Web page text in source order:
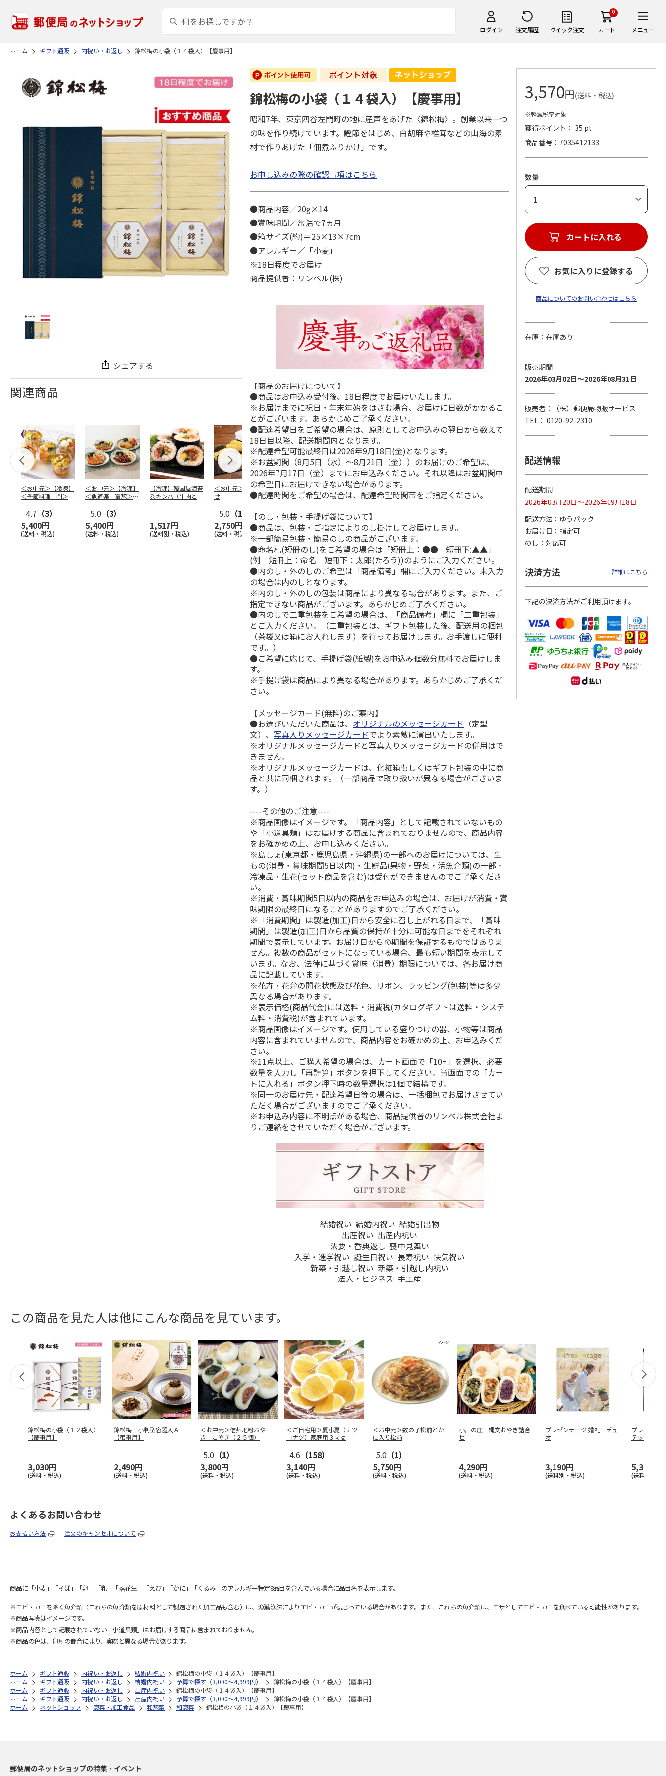
ログイン 注文履歴 クイック注文
0
カート メニュー
ホーム ギフト通販 内祝い・お返し 錦松梅の小袋（１４袋入）【慶事用】
シェアする
関連商品
＜お中元＞【冷凍】
＜季節料理 門＞京
4.7 （3）
5,400円
(送料・税込)
＜お中元＞【冷凍】
＜魚道楽 富惣＞レ
煮魚…
5.0 （3）
5,400円
(送料・税込)
【冷凍】韓国風海苔
巻キンパ（牛肉と野
1,517円
(送料別・税込)
＜お中元＞３種詰合
せ
5.0 （1）
2,750円
(送料・税込)
柿安本店 極松阪牛
しぐれ煮詰合せ
4,012円
(送料・税込)
【冷凍】大阪お好み
焼き人気店の味比べ
4,300円
(送料・税込)
＜おこわ米八×人形
4,320円
(送料・税込)
＜お中元＞信州地粉
おやき こやき（２
＜博多一番どり＞や
合せ
4,320円
(送料・税込)
錦松梅の小袋（１４袋入）【慶事用】
昭和7年、東京四谷左門町の地に産声をあげた〈錦松梅〉。創業以来一つ
の味を作り続けています。鰹節をはじめ、白胡麻や椎茸などの山海の素
材で作りあげた「佃煮ふりかけ」です。
お申し込みの際の確認事項はこちら
●商品内容／20g×14
●賞味期間／常温で7ヵ月
●箱サイズ(約)＝25×13×7cm
●アレルギー／「小麦」
※18日程度でお届け
商品提供者：リンベル(株)
【商品のお届けについて】
●商品はお申込み受付後、18日程度でお届けいたします。
※お届けまでに祝日・年末年始をはさむ場合、お届けに日数がかかるこ
とがございます。あらかじめご了承ください。
●配達希望日をご希望の場合は、原則としてお申込みの翌日から数えて
18日目以降、配送期間内となります。
※配達希望可能最終日は2026年9月18日(金)となります。
※お盆期間（8月5日（水）～8月21日（金））のお届けのご希望は、
2026年7月17日（金）までにお申込みください。それ以降はお盆期間中
の希望日にお届けできない場合があります。
●配達時間をご希望の場合は、配達希望時間帯をご指定ください。
【のし・包装・手提げ袋について】
●商品は、包装・ご指定によりのし掛けしてお届けします。
※一部簡易包装・簡易のしの商品がございます。
●命名札(短冊のし)をご希望の場合は「短冊上：●● 短冊下:▲▲」
(例 短冊上：命名 短冊下：太郎(たろう))のようにご入力ください。
●内のし・外のしのご希望は「商品備考」欄にご入力ください。未入力
の場合は内のしとなります。
※内のし・外のしの包装は商品により異なる場合があります。また、ご
指定できない商品がございます。あらかじめご了承ください。
●内のしで二重包装をご希望の場合は、「商品備考」欄に「二重包装」
とご入力ください。（二重包装とは、ギフト包装した後、配送用の梱包
（茶袋又は箱にお入れします）を行ってお届けします。お手渡しに便利
です。）
●ご希望に応じて、手提げ袋(紙製)をお申込み個数分無料でお届けしま
す。
※手提げ袋は商品により異なる場合があります。あらかじめご了承くだ
さい。
【メッセージカード(無料)のご案内】
●お選びいただいた商品は、 オリジナルのメッセージカード （定型
文）、写真入りメッセージカードでより素敵に演出いたします。
※オリジナルメッセージカードと写真入りメッセージカードの併用はで
きません。
※オリジナルメッセージカードは、化粧箱もしくはギフト包装の中に商
品と共に同梱されます。（一部商品で取り扱いが異なる場合がございま
す。）
----その他のご注意----
※商品画像はイメージです。「商品内容」として記載されていないもの
や「小道具類」はお届けする商品に含まれておりませんので、商品内容
をお確かめの上、お申し込みください。
※島しょ(東京都・鹿児島県・沖縄県)の一部へのお届けについては、生
もの(消費・賞味期間5日以内)・生鮮品(果物・野菜・活魚介類)の一部・
冷凍品・生花(セット商品を含む)は受付ができませんのでご了承くださ
い。
※消費・賞味期間5日以内の商品をお申込みの場合は、お届けが消費・賞
味期限の最終日になることがありますのでご了承ください。
※「消費期間」は製造(加工)日から安全に召し上がれる日まで、「賞味
期間」は製造(加工)日から品質の保持が十分に可能な日までをそれぞれ
期間で表示しています。お届け日からの期間を保証するものではありま
せん。複数の商品がセットになっている場合、最も短い期間を表示して
います。なお、法律に基づく賞味（消費）期限については、各お届け商
品に記載しています。
※花卉・花弁の開花状態及び花色、リボン、ラッピング(包装)等は多少
異なる場合があります。
※表示価格(商品代金)には送料・消費税(カタログギフトは送料・システ
ム料・消費税)が含まれています。
※商品画像はイメージです。使用している盛りつけの器、小物等は商品
内容に含まれていませんので、商品内容をお確かめの上、お申込みくだ
さい。
※11点以上、ご購入希望の場合は、カート画面で「10+」を選択、必要
数量を入力し「再計算」ボタンを押下してください。当画面での「カー
トに入れる」ボタン押下時の数量選択は1個で結構です。
※同一のお届け先・配達希望日等の場合は、一括梱包でお届けさせてい
ただく場合がございますのでご了承ください。
※お申込み内容に不明点がある場合、商品提供者のリンベル株式会社よ
りご連絡をさせていただく場合がございます。
結婚祝い 結婚内祝い 結婚引出物
出産祝い 出産内祝い
法要・香典返し 喪中見舞い
入学・進学祝い 誕生日祝い 長寿祝い 快気祝い
新築・引越し祝い 新築・引越し内祝い
法人・ビジネス 手土産
3,570円(送料・税込)
※軽減税率対象
獲得ポイント： 35 pt
商品番号
7035412133
数量
カートに入れる
お気に入りに登録する
商品についてのお問い合わせはこちら
在庫：在庫あり
販売期間
2026年03月02日～2026年08月31日
販売者：（株）郵便局物販サービス
TEL： 0120-92-2310
配送情報
配送期間
2026年03月20日～2026年09月18日
配送方法
ゆうパック
お届け日
指定可
のし
対応可
決済方法 詳細はこちら
下記の決済方法がご利用頂けます。
この商品を見た人は他にこんな商品を見ています。
錦松梅の小袋（１２袋入）
【慶事用】
3,030円
(送料・税込)
錦松梅 小判型容器入Ａ
【弔事用】
2,490円
(送料・税込)
＜お中元＞信州地粉おや
き こやき（２５個）
5.0 （1）
3,800円
(送料・税込)
＜ご自宅用＞夏小夏（ナツ
コナツ）家庭用３ｋｇ
4.6 （158）
3,140円
(送料・税込)
＜お中元＞数の子松前とか
に入り松前
5.0 （1）
5,750円
(送料・税込)
小川の庄 縄文おやき詰合
せ
4,290円
(送料・税込)
プレゼンテージ 婚礼 デュ
オ
3,190円
(送料別・税込)
プレゼンテ
テット
5,390円
(送料別・税
よくあるお問い合わせ
お支払い方法 注文のキャンセルについて
商品に「小麦」「そば」「卵」「乳」「落花生」「えび」「かに」「くるみ」のアレルギー特定8品目を含んでいる場合に品目名を表示します。
※エビ・カニを除く魚介類（これらの魚介類を原材料として製造された加工品も含む）は、漁獲漁法によりエビ・カニが混じっている場合があります。また、これらの魚介類は、エサとしてエビ・カニを食べている可能性があります。
※商品写真はイメージです。
※商品内容として記載されていない「小道具類」はお届けする商品に含まれておりません。
※商品の色は、印刷の都合により、実際と異なる場合があります。
ホーム ギフト通販 内祝い・お返し 結婚内祝い
錦松梅の小袋（１４袋入）【慶事用】
ホーム
ギフト通販 内祝い・お返し 結婚内祝い 予算で探す（3,000～4,999円）
錦松梅の小袋（１４袋入）【慶事用】
ホーム
ギフト通販 内祝い・お返し 出産内祝い
錦松梅の小袋（１４袋入）【慶事用】
ホーム
ギフト通販 内祝い・お返し 出産内祝い 予算で探す（3,000～4,999円）
錦松梅の小袋（１４袋入）【慶事用】
ホーム
ネットショップ 惣菜・加工食品 和惣菜 和惣菜 錦松梅の小袋（１４袋入）【慶事用】
郵便局のネットショップの特集・イベント